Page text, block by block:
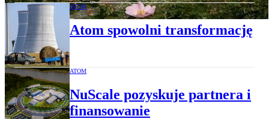
ATOM
Atom spowolni transformację
ATOM
NuScale pozyskuje partnera i
finansowanie